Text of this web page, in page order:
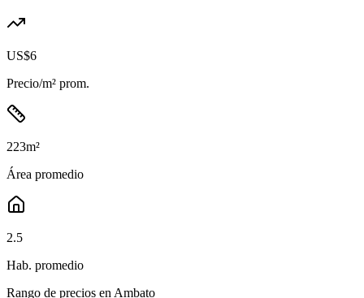
US$6
Precio/m² prom.
223m²
Área promedio
2.5
Hab. promedio
Rango de precios en Ambato